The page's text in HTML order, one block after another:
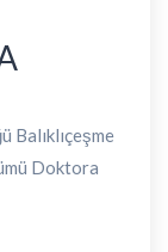
Balıklıçeşme
Doktora